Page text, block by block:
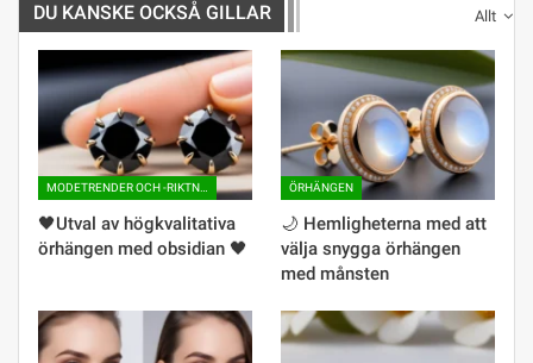
Allt
DU KANSKE OCKSÅ GILLAR
🖤​Utval av högkvalitativa
örhängen med obsidian 🖤
ÖRHÄNGEN
🌙 Hemligheterna med att
välja snygga örhängen
med månsten